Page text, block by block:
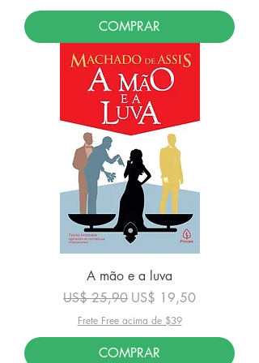
COMPRAR
A mão e a luva
Preço normal
US$ 25,90 Preço promocional
US$ 19,50
Frete Free acima de $39
COMPRAR